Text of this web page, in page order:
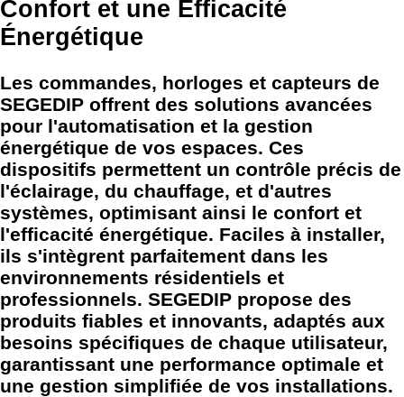
Confort et une Efficacité
Énergétique
Les commandes, horloges et capteurs de
SEGEDIP offrent des solutions avancées
pour l'automatisation et la gestion
énergétique de vos espaces. Ces
dispositifs permettent un contrôle précis de
l'éclairage, du chauffage, et d'autres
systèmes, optimisant ainsi le confort et
l'efficacité énergétique. Faciles à installer,
ils s'intègrent parfaitement dans les
environnements résidentiels et
professionnels. SEGEDIP propose des
produits fiables et innovants, adaptés aux
besoins spécifiques de chaque utilisateur,
garantissant une performance optimale et
une gestion simplifiée de vos installations.